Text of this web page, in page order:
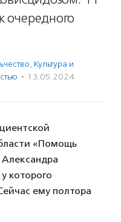
очередного
, Культура и
· 13.05.2024
«Помощь
которого
ему полтора